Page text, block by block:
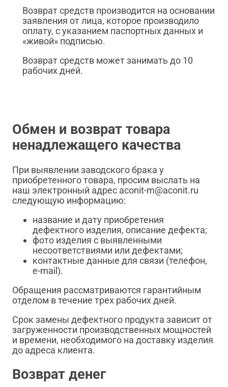
Возврат средств производится на основании
заявления от лица, которое производило
оплату, с указанием паспортных данных и
«живой» подписью.
Возврат средств может занимать до 10
рабочих дней.
Обмен и возврат товара
ненадлежащего качества
При выявлении заводского брака у
приобретенного товара, просим выслать на
наш электронный адрес aconit-m@aconit.ru
следующую информацию:
название и дату приобретения
дефектного изделия, описание дефекта;
фото изделия с выявленными
несоответствиями или дефектами;
контактные данные для связи (телефон,
e-mail).
Обращения рассматриваются гарантийным
отделом в течение трех рабочих дней.
Срок замены дефектного продукта зависит от
загруженности производственных мощностей
и времени, необходимого на доставку изделия
до адреса клиента.
Возврат денег